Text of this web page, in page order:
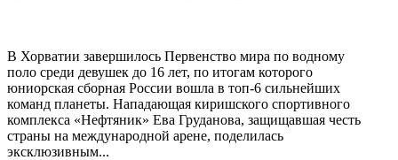
В Хорватии завершилось Первенство мира по водному
поло среди девушек до 16 лет, по итогам которого
юниорская сборная России вошла в топ-6 сильнейших
команд планеты. Нападающая киришского спортивного
комплекса «Нефтяник» Ева Груданова, защищавшая честь
страны на международной арене, поделилась
эксклюзивным...